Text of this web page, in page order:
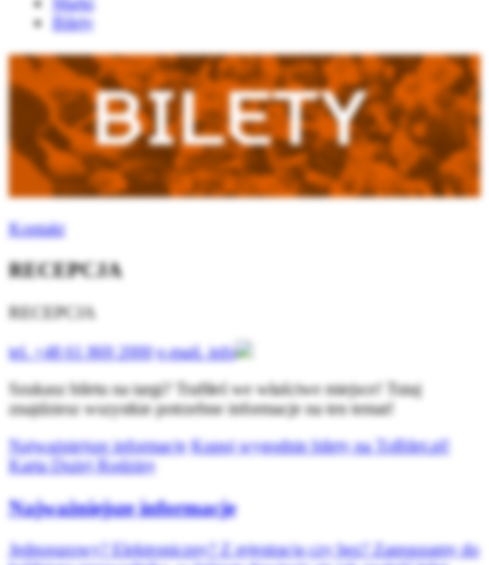
Bilety
Kontakt
RECEPCJA
RECEPCJA
tel.+48 61 869 2000 e-mail.info
Szukasz biletu na targi? Trafiłeś we właściwe miejsce! Tutaj
znajdziesz wszystkie potrzebne informacje na ten temat!
Najważniejsze informacje Kupuj wygodnie bilety na ToBilet.pl!
Karta Dużej Rodziny
Najważniejsze informacje
Jednorazowy? Elektroniczny? Z rejestracją czy bez? Zapraszamy do